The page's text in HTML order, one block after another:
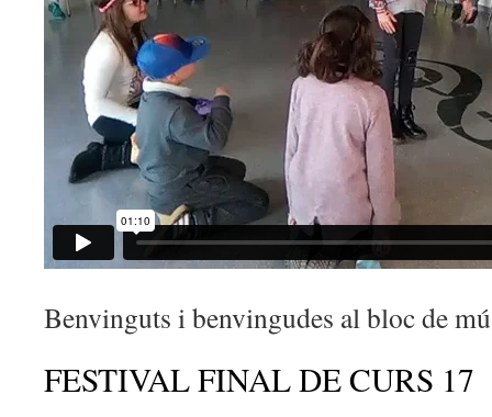
Benvinguts i benvingudes al bloc de
FESTIVAL FINAL DE CURS 17